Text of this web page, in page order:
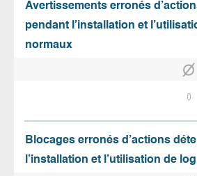
Avertissements erronés
pendant l’installation et
normaux
0
Blocages erronés d’actions
l’installation et l’utilisation de